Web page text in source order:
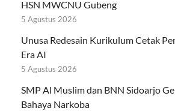
HSN MWCNU Gubeng
5 Agustus 2026
Unusa Redesain Kurikulum Cetak
Era AI
5 Agustus 2026
SMP Al Muslim dan BNN Sidoarjo
Bahaya Narkoba